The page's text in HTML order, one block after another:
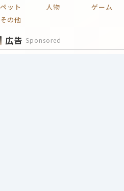
ペット 人物 ゲーム
その他
広告 Sponsored